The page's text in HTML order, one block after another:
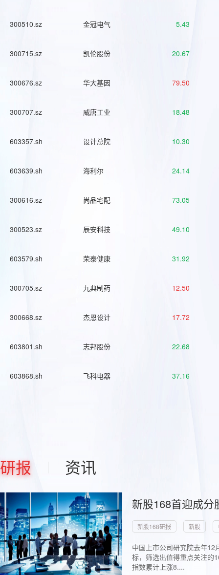
300510.sz 金冠电气 5.43
300715.sz 凯伦股份 20.67
300676.sz 华大基因 79.50
300707.sz 威唐工业 18.48
603357.sh 设计总院 10.30
603639.sh 海利尔 24.14
300616.sz 尚品宅配 73.05
300523.sz 辰安科技 49.10
603579.sh 荣泰健康 31.92
300705.sz 九典制药 12.50
300668.sz 杰恩设计 17.72
603801.sh 志邦股份 22.68
603868.sh 飞科电器 37.16
研报 资讯
新股168首迎成
新股168研报 新股
中国上市公司研究院去年
标，筛选出值得重点关注的
指数累计上涨8....